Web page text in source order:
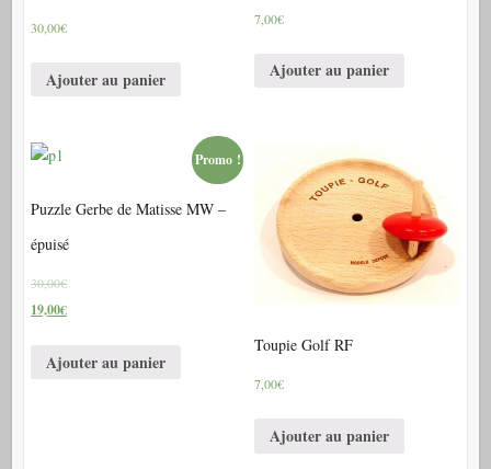
30,00€
Ajouter au panier
7,00€
Ajouter au panier
Promo !
Puzzle Gerbe de Matisse MW –
épuisé
30,00€
19,00€
Ajouter au panier
Toupie Golf RF
7,00€
Ajouter au panier